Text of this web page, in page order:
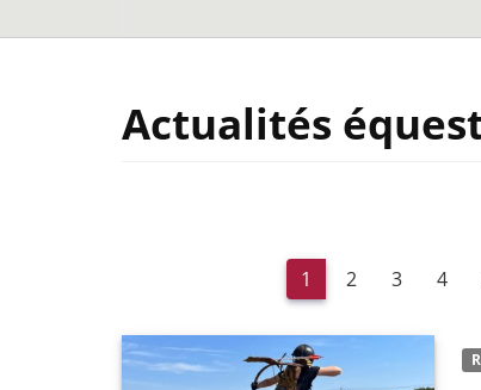
Actualités
1 2 3 4